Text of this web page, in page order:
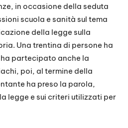
in occasione della seduta
scuola e sanità sul tema
della legge sulla
Una trentina di persone ha
partecipato anche la
poi, al termine della
ha preso la parola,
legge e sui criteri utilizzati per